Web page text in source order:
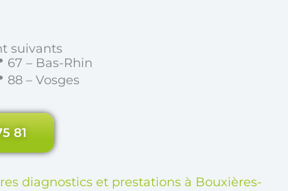
suivants
67 – Bas-Rhin
88 – Vosges
81
diagnostics et prestations à Bouxières-